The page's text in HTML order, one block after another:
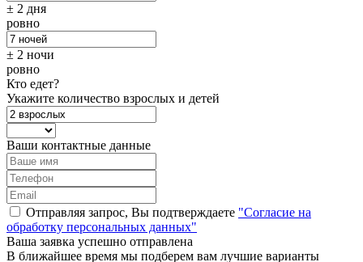
± 2 дня
ровно
± 2 ночи
ровно
Кто едет?
Укажите количество взрослых и детей
Ваши контактные данные
Отправляя запрос, Вы подтверждаете "Согласие на
обработку персональных данных"
Ваша заявка успешно отправлена
В ближайшее время мы подберем вам лучшие варианты